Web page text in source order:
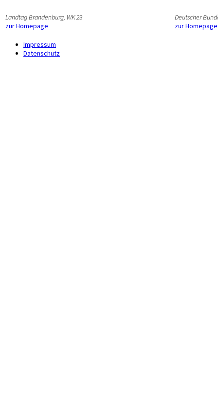
Landtag Brandenburg, WK 23
zur Homepage
Deutscher
zur Homepage
Impressum
Datenschutz